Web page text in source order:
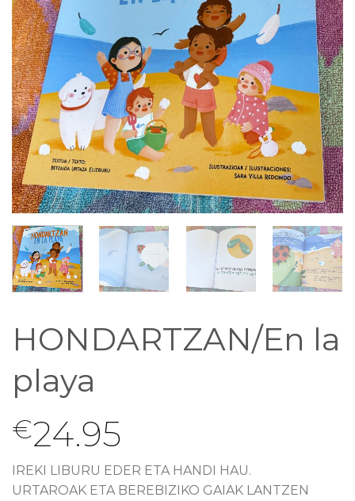
HONDARTZAN/En la
playa
€24.95
IREKI LIBURU EDER ETA HANDI HAU.
URTAROAK ETA BEREBIZIKO GAIAK LANTZEN